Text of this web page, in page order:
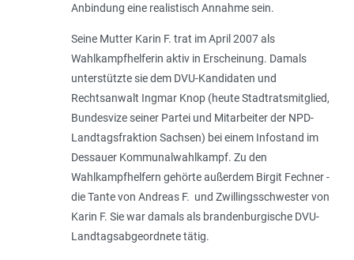
Anbindung eine realistisch Annahme sein.
Seine Mutter Karin F. trat im April 2007 als
Wahlkampfhelferin aktiv in Erscheinung. Damals
unterstützte sie dem DVU-Kandidaten und
Rechtsanwalt Ingmar Knop (heute Stadtratsmitglied,
Bundesvize seiner Partei und Mitarbeiter der NPD-
Landtagsfraktion Sachsen) bei einem Infostand im
Dessauer Kommunalwahlkampf. Zu den
Wahlkampfhelfern gehörte außerdem Birgit Fechner -
die Tante von Andreas F. und Zwillingsschwester von
Karin F. Sie war damals als brandenburgische DVU-
Landtagsabgeordnete tätig.